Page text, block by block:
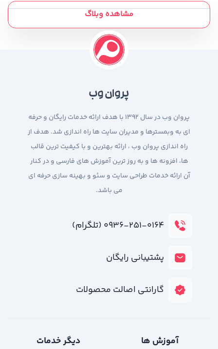
مشاهده وبلاگ
پروان وب
پروان وب در سال 1392 با هدف ارائه خدمات رایگان و حرفه
ای به وبمسترها و مدیران سایت ها راه اندازی شد. هدف از
راه اندازی پروان وب ، ارائه بهترین و با کیفیت ترین قالب
ها، افزونه ها و به روز ترین آموزش های فارسی و در کنار
آن ارائه خدمات طراحی سایت و سئو و بهینه سازی حرفه ای
می باشد.
۰۹۳۶-۲۵۱-۰۱۶۴ (تلگرام)
پشتیبانی رایگان
گارانتی اصالت محصولات
آموزش ها دیگر خدمات